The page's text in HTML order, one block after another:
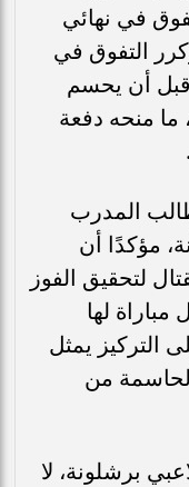
في نهائي
التفوق في
أن يحسم
ما منحه دفعة
طالب المدرب
مؤكدًا أن
لتحقيق الفوز
لها
التركيز يمثل
من
برشلونة، لا